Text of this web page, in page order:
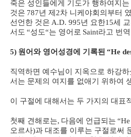
죽은 성인들에게 기도가 행하여지
것은 787년 제 2차 니케야회의부터
선언한 것은 A.D. 995년 요한15세
서도 “성도“는 영어로 Saint라고 번
5) 원어와 영어성경에 기록된 “He
직역하면 예수님이 지옥으로 하강하
서는 문제의 여지를 없애기 위하여
이 구절에 대해서는 두 가지의 대표
첫째 견해로는, 다음에 언급되는
오르사)과 대조를 이루는 구절로써